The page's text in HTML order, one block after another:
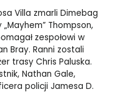
Villa zmarli Dimebag
Thompson,
zespołowi w
Bray. Ranni zostali
trasy Chris Paluska.
Nathan Gale,
policji Jamesa D.